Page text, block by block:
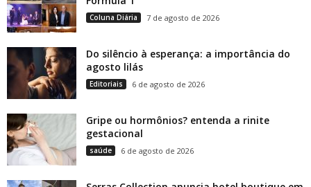
Coluna Diária 7 de agosto de 2026
Do silêncio à esperança: a importância do
agosto lilás
Editoriais 6 de agosto de 2026
Gripe ou hormônios? entenda a rinite
gestacional
saúde 6 de agosto de 2026